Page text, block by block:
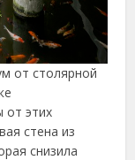
от столярной
от этих
стена из
снизила